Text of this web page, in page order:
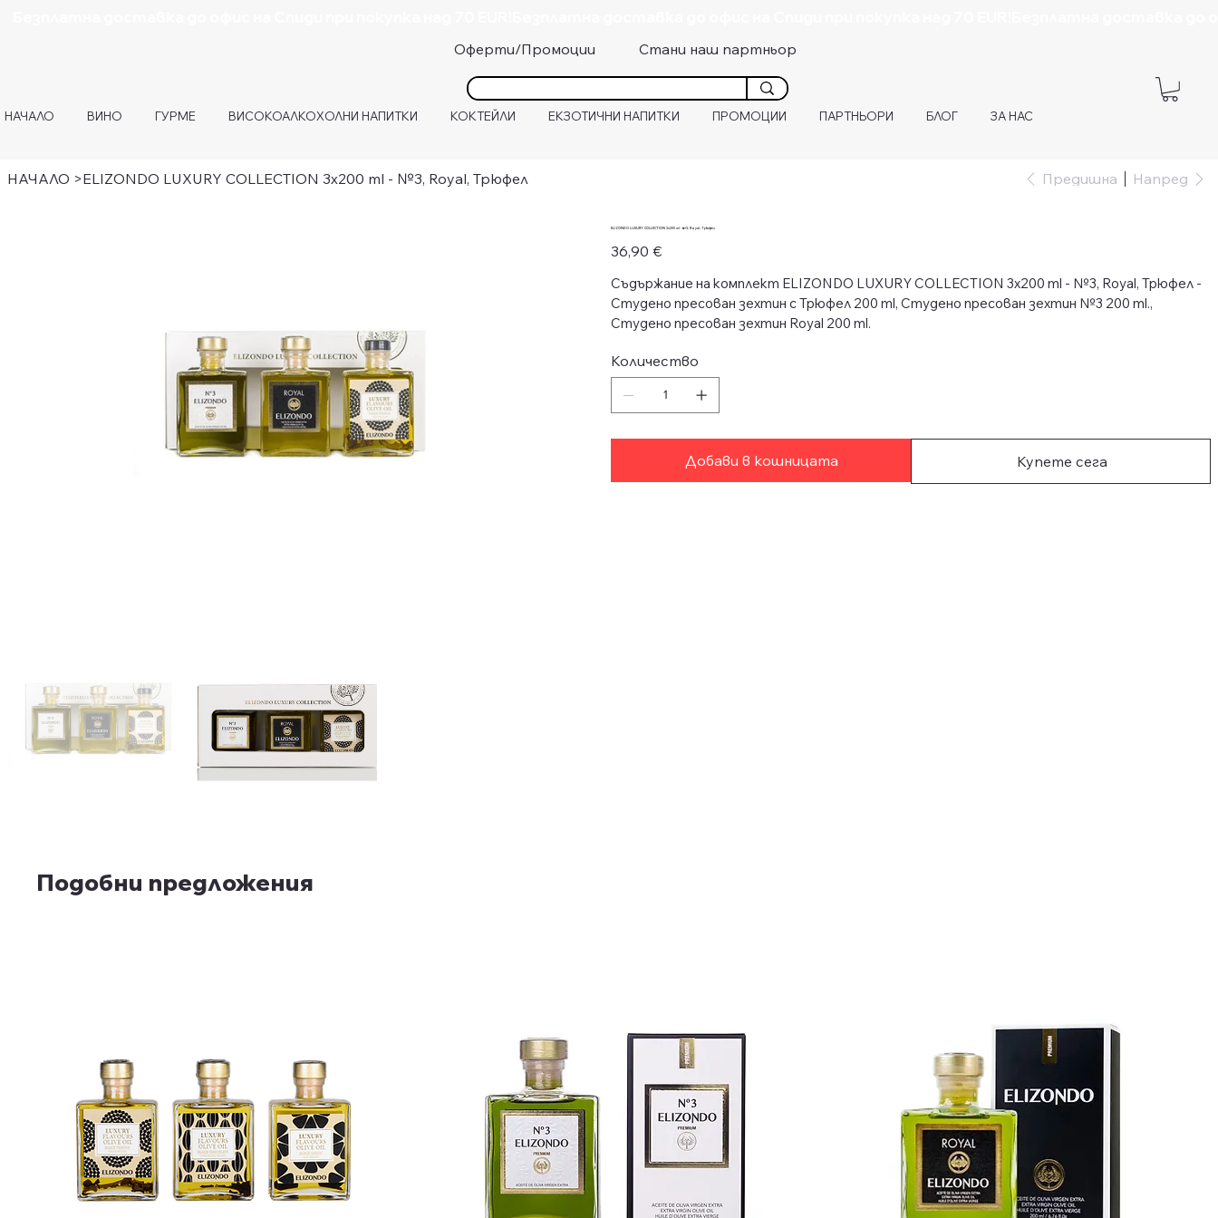
Оферти/Промоции Стани наш партньор
НАЧАЛО ВИНО ГУРМЕ ВИСОКОАЛКОХОЛНИ НАПИТКИ КОКТЕЙЛИ ЕКЗОТИЧНИ НАПИТКИ ПРОМОЦИИ ПАРТНЬОРИ БЛОГ ЗА НАС
НАЧАЛО >ELIZONDO LUXURY COLLECTION 3x200 ml - №3, Royal, Трюфел Предишна Напред
ELIZONDO LUXURY COLLECTION 3x200 ml - №3, Royal, Трюфел
Цена
36,90 €
Съдържание на комплект ELIZONDO LUXURY COLLECTION 3x200 ml - №3, Royal, Трюфел -
Студено пресован зехтин с Трюфел 200 ml, Студено пресован зехтин №3 200 ml.,
Студено пресован зехтин Royal 200 ml.
Количество
Добави в кошницата Купете сега
Подобни предложения